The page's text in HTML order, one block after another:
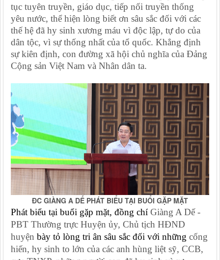
tục tuyên truyền, giáo dục, tiếp nối truyền thống
yêu nước, thể hiện lòng biết ơn sâu sắc đối với các
thế hệ đã hy sinh xương máu vì độc lập, tự do của
dân tộc, vì sự thống nhất của tổ quốc. Khẳng định
sự kiên định, con đường xã hội chủ nghĩa của Đảng
Cộng sản Việt Nam và Nhân dân ta.
ĐC GIÀNG A DẾ PHÁT BIỂU TẠI BUỔI GẶP MẶT
Phát biểu tại buổi gặp mặt, đồng chí Giàng A Dế -
PBT Thường trực Huyện ủy, Chủ tịch HĐND
huyện bày tỏ lòng tri ân sâu sắc đối với những cống
hiến, hy sinh to lớn của các anh hùng liệt sỹ, CCB,